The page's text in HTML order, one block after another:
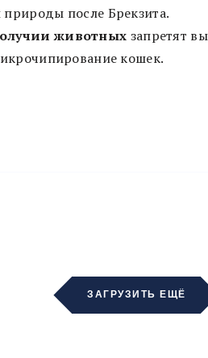
после Брекзита.
животных запретят
кошек.
ЗАГРУЗИТЬ ЕЩЁ